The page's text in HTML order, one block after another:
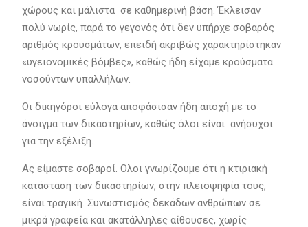
χώρους και μάλιστα σε καθημερινή βάση. Έκλεισαν
πολύ νωρίς, παρά το γεγονός ότι δεν υπήρχε σοβαρός
αριθμός κρουσμάτων, επειδή ακριβώς χαρακτηρίστηκαν
«υγειονομικές βόμβες», καθώς ήδη είχαμε κρούσματα
νοσούντων υπαλλήλων.
Οι δικηγόροι εύλογα αποφάσισαν ήδη αποχή με το
άνοιγμα των δικαστηρίων, καθώς όλοι είναι ανήσυχοι
για την εξέλιξη.
Ας είμαστε σοβαροί. Ολοι γνωρίζουμε ότι η κτιριακή
κατάσταση των δικαστηρίων, στην πλειοψηφία τους,
είναι τραγική. Συνωστισμός δεκάδων ανθρώπων σε
μικρά γραφεία και ακατάλληλες αίθουσες, χωρίς